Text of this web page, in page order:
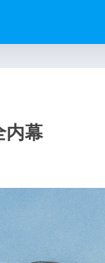
内幕